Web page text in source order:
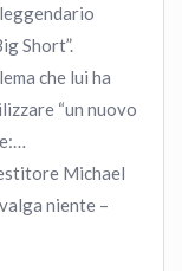
Short”.
che lui ha
“un nuovo
Michael
niente –